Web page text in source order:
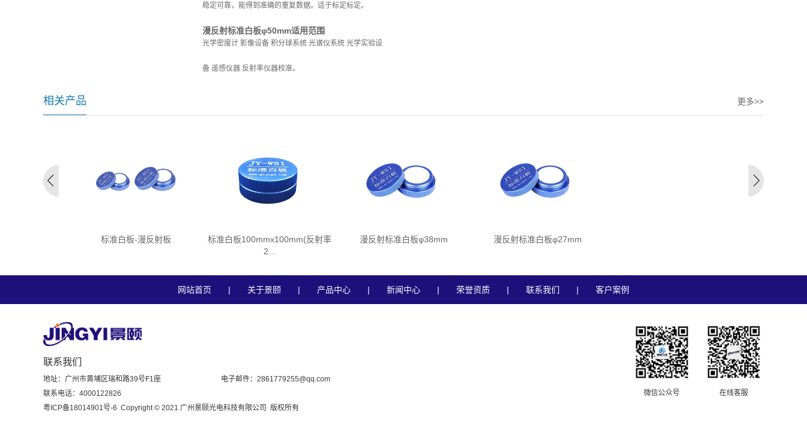
稳定可靠，能得到准确的重复数据。适于标定标定。
漫反射标准白板φ50mm适用范围
光学密度计 影像设备 积分球系统 光谱仪系统 光学实验设
备 遥感仪器 反射率仪器校准。
相关产品 更多>>
标准白板-漫反射板
标准白板100mmx100mm(反射率
2...
漫反射标准白板φ38mm 漫反射标准白板φ27mm
网站首页 | 关于景颐 | 产品中心 | 新闻中心 | 荣誉资质 | 联系我们 | 客户案例
联系我们
地址：广州市黄埔区瑞和路39号F1座
电子邮件：2861779255@qq.com
联系电话：4000122826
粤ICP备18014901号-6 Copyright © 2021 广州景颐光电科技有限公司 版权所有
微信公众号 在线客服